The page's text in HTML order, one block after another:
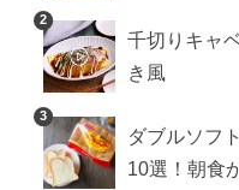
2
千切りキャ
き風
3
ダブルソフ
10選！朝食